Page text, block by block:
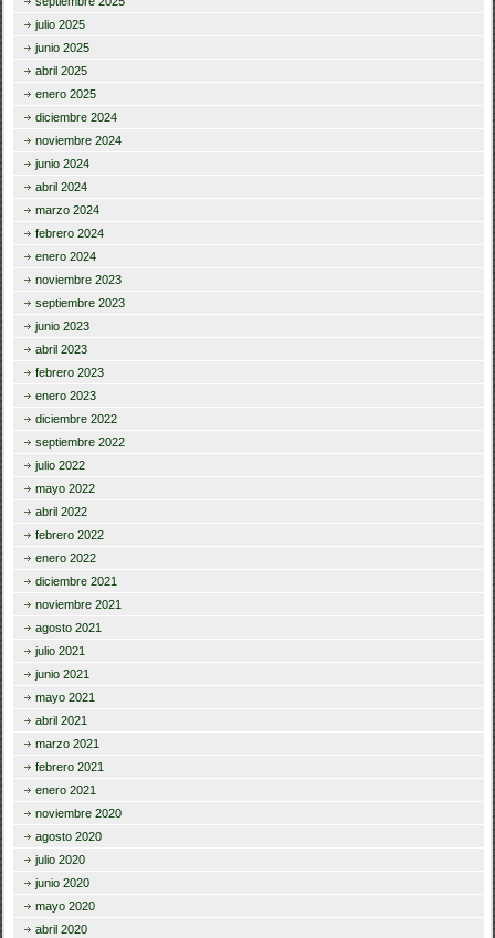
julio 2025
junio 2025
abril 2025
enero 2025
diciembre 2024
noviembre 2024
junio 2024
abril 2024
marzo 2024
febrero 2024
enero 2024
noviembre 2023
septiembre 2023
junio 2023
abril 2023
febrero 2023
enero 2023
diciembre 2022
septiembre 2022
julio 2022
mayo 2022
abril 2022
febrero 2022
enero 2022
diciembre 2021
noviembre 2021
agosto 2021
julio 2021
junio 2021
mayo 2021
abril 2021
marzo 2021
febrero 2021
enero 2021
noviembre 2020
agosto 2020
julio 2020
junio 2020
mayo 2020
abril 2020